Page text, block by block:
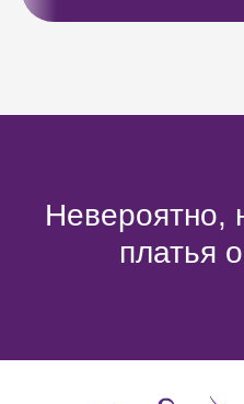
Невероятно,
платья